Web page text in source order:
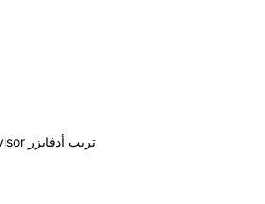
TripAdvisor تريب أدفايزر